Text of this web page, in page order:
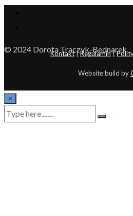
© 2024 Dorota Traczyk-Bednarek
Kontakt|Regulamin|
Website build by
×